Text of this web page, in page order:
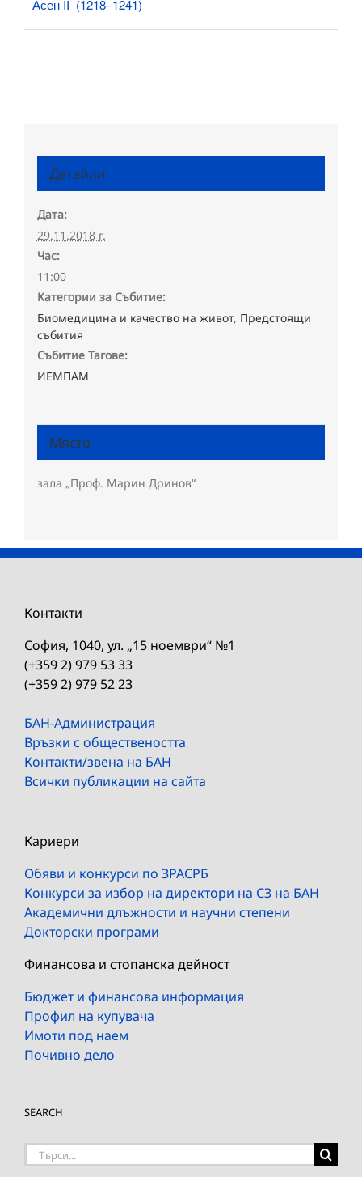
Асен II (1218–1241)
Детайли
Дата:
29.11.2018 г.
Час:
11:00
Категории за Събитие:
Биомедицина и качество на живот, Предстоящи
събития
Събитие Тагове:
ИЕМПАМ
Място
зала „Проф. Марин Дринов“
Контакти
София, 1040, ул. „15 ноември“ №1
(+359 2) 979 53 33
(+359 2) 979 52 23
БАН-Администрация
Връзки с обществеността
Контакти/звена на БАН
Всички публикации на сайта
Кариери
Обяви и конкурси по ЗРАСРБ
Конкурси за избор на директори на СЗ на БАН
Академични длъжности и научни степени
Докторски програми
Финансова и стопанска дейност
Бюджет и финансова информация
Профил на купувача
Имоти под наем
Почивно дело
SEARCH
Търсене